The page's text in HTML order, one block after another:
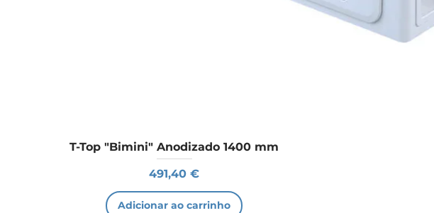
T-Top "Bimini" Anodizado 1400 mm
Preço
491,40 €
Adicionar ao carrinho